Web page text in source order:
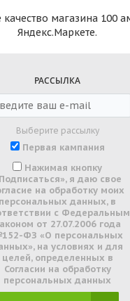
РАССЫЛКА
Выберите рассылку
Первая кампания
Нажимая кнопку
я даю свое
на обработку моих
персональных данных, в
с Федеральным
от 27.07.2006 года
ФЗ «О персональных
на условиях и для
целей, определенных в
Согласии на обработку
персональных данных